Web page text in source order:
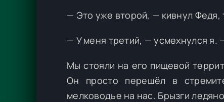
— Это уже второй, — кивнул Федя,
— У меня третий, — усмехнулся я.
Мы стояли на его пищевой
Он просто перешёл в
мелководье на нас. Брызги